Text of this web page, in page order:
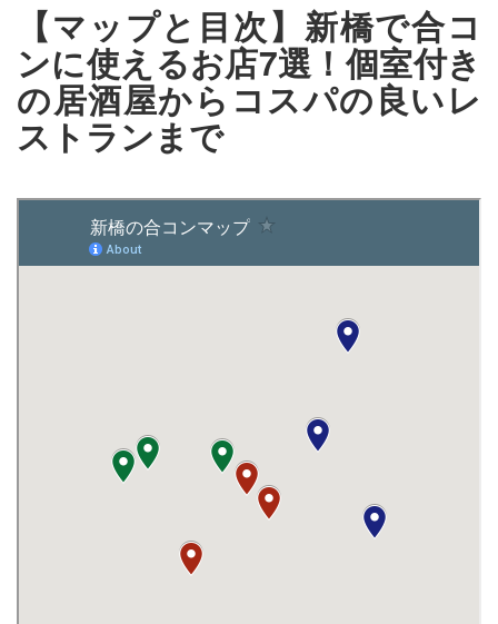
【マップと目次】新橋で合コ
ンに使えるお店7選！個室付き
の居酒屋からコスパの良いレ
ストランまで